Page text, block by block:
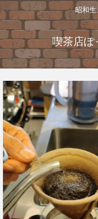
昭和生
喫茶店ぽ